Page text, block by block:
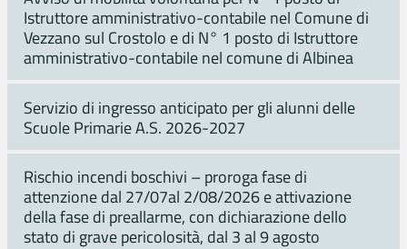
Istruttore amministrativo-contabile nel Comune di
Vezzano sul Crostolo e di N° 1 posto di Istruttore
amministrativo-contabile nel comune di Albinea
Servizio di ingresso anticipato per gli alunni delle
Scuole Primarie A.S. 2026-2027
Rischio incendi boschivi – proroga fase di
attenzione dal 27/07al 2/08/2026 e attivazione
della fase di preallarme, con dichiarazione dello
stato di grave pericolosità, dal 3 al 9 agosto